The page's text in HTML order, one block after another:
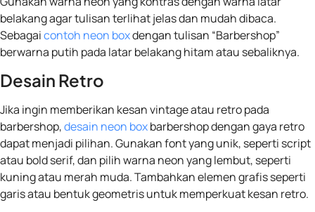
belakang agar tulisan terlihat jelas dan mudah dibaca.
Sebagaicontoh neon boxdengan tulisan “Barbershop”
berwarna putih pada latar belakang hitam atau sebaliknya.
Desain Retro
Jika ingin memberikan kesan vintage atau retro pada
barbershop,desain neon boxbarbershop dengan gaya retro
dapat menjadi pilihan. Gunakan font yang unik, seperti script
atau bold serif, dan pilih warna neon yang lembut, seperti
kuning atau merah muda. Tambahkan elemen grafis seperti
garis atau bentuk geometris untuk memperkuat kesan retro.